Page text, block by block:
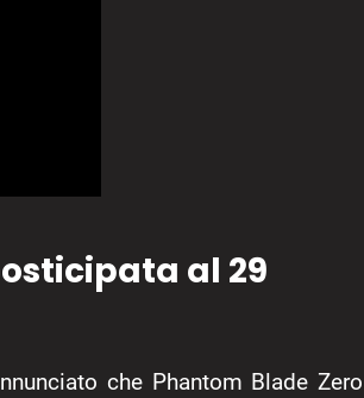
al 29
che Phantom Blade Zero